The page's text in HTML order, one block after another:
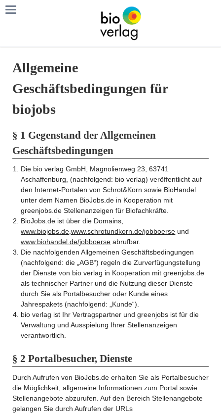
Allgemeine
Geschäftsbedingungen für
biojobs
§ 1 Gegenstand der Allgemeinen
Geschäftsbedingungen
Die bio verlag GmbH, Magnolienweg 23, 63741
Aschaffenburg, (nachfolgend: bio verlag) veröffentlicht auf
den Internet-Portalen von Schrot&Korn sowie BioHandel
unter dem Namen BioJobs.de in Kooperation mit
greenjobs.de Stellenanzeigen für Biofachkräfte.
BioJobs.de ist über die Domains,
www.biojobs.de,www.schrotundkorn.de/jobboerse und
www.biohandel.de/jobboerse abrufbar.
Die nachfolgenden Allgemeinen Geschäftsbedingungen
(nachfolgend: die „AGB“) regeln die Zurverfügungstellung
der Dienste von bio verlag in Kooperation mit greenjobs.de
als technischer Partner und die Nutzung dieser Dienste
durch Sie als Portalbesucher oder Kunde eines
Jahrespakets (nachfolgend: „Kunde“).
bio verlag ist Ihr Vertragspartner und greenjobs ist für die
Verwaltung und Ausspielung Ihrer Stellenanzeigen
verantwortlich.
§ 2 Portalbesucher, Dienste
Durch Aufrufen von BioJobs.de erhalten Sie als Portalbesucher
die Möglichkeit, allgemeine Informationen zum Portal sowie
Stellenangebote abzurufen. Auf den Bereich Stellenangebote
gelangen Sie durch Aufrufen der URLs